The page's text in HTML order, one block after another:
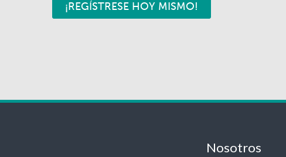
¡REGÍSTRESE HOY MISMO!
Nosotros